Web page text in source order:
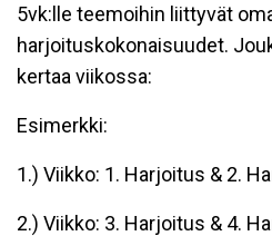
5vk:lle teemoihin liittyvät
harjoituskokonaisuudet.
kertaa viikossa:
Esimerkki:
1.) Viikko: 1. Harjoitus & 2.
2.) Viikko: 3. Harjoitus & 4.